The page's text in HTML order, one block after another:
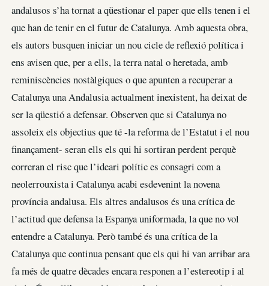
andalusos s’ha tornat a qüestionar el paper que ells tenen i el
que han de tenir en el futur de Catalunya. Amb aquesta obra,
els autors busquen iniciar un nou cicle de reflexió política i
ens avisen que, per a ells, la terra natal o heretada, amb
reminiscències nostàlgiques o que apunten a recuperar a
Catalunya una Andalusia actualment inexistent, ha deixat de
ser la qüestió a defensar. Observen que si Catalunya no
assoleix els objectius que té -la reforma de l’Estatut i el nou
finançament- seran ells els qui hi sortiran perdent perquè
correran el risc que l’ideari polític es consagri com a
neolerrouxista i Catalunya acabi esdevenint la novena
província andalusa. Els altres andalusos és una crítica de
l’actitud que defensa la Espanya uniformada, la que no vol
entendre a Catalunya. Però també és una crítica de la
Catalunya que continua pensant que els qui hi van arribar ara
fa més de quatre dècades encara responen a l’estereotip i al